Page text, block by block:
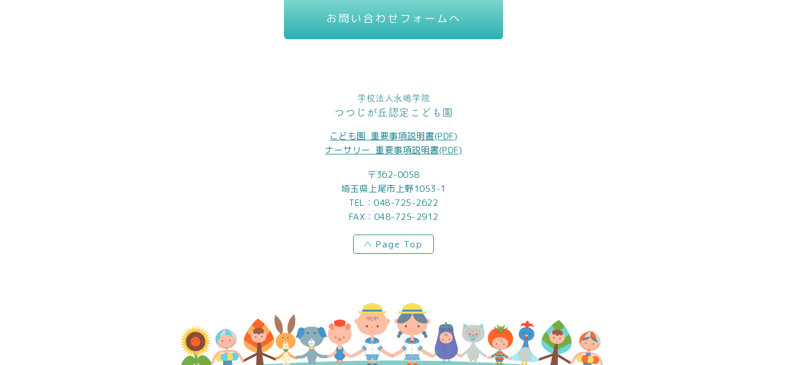
お問い合わせフォームへ
学校法人永嶋学院
つつじが丘認定こども園
こども園_重要事項説明書(PDF)
ナーサリー_重要事項説明書(PDF)
〒362-0058
埼玉県上尾市上野1053-1
TEL： 048-725-2622
FAX：048-725-2912
Page Top